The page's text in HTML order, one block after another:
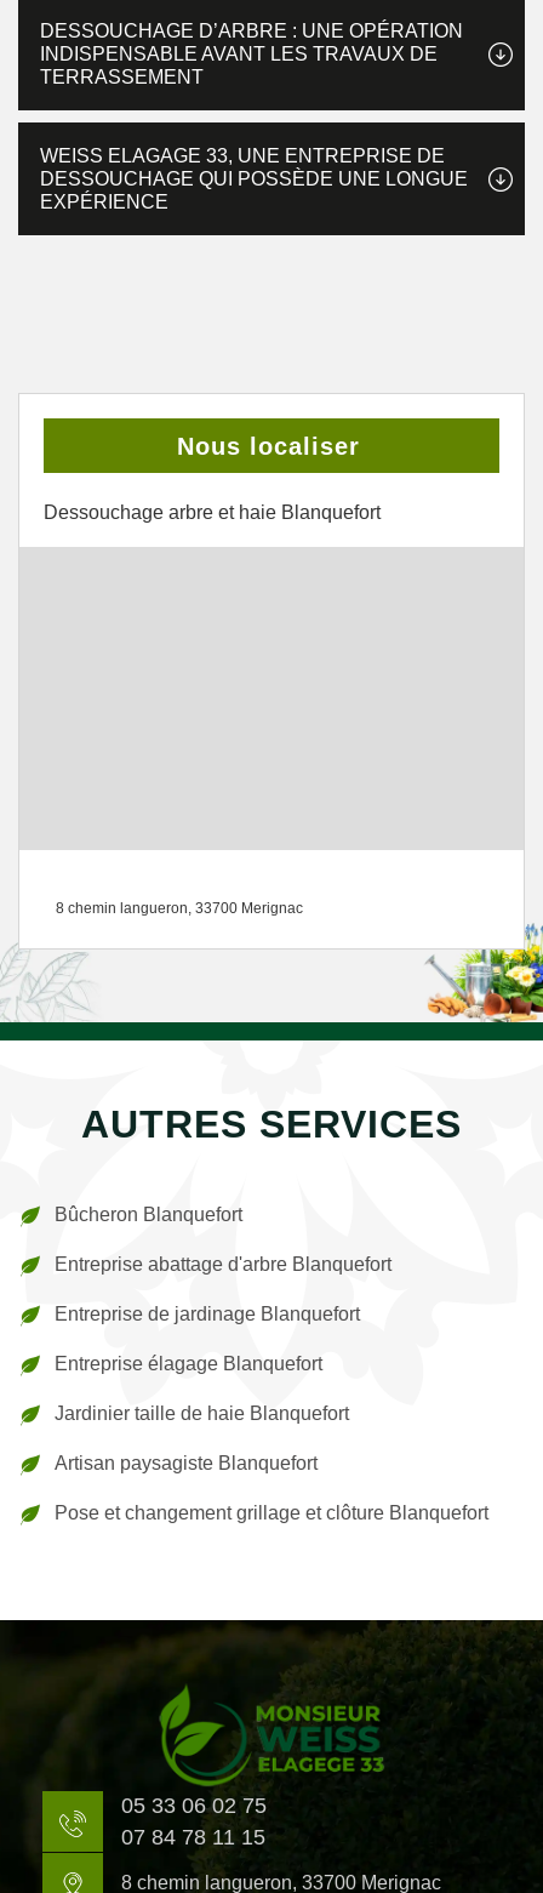
DESSOUCHAGE D’ARBRE : UNE OPÉRATION
INDISPENSABLE AVANT LES TRAVAUX DE
TERRASSEMENT
WEISS ELAGAGE 33, UNE ENTREPRISE DE
DESSOUCHAGE QUI POSSÈDE UNE LONGUE
EXPÉRIENCE
Nous localiser
Dessouchage arbre et haie Blanquefort
8 chemin langueron, 33700 Merignac
AUTRES SERVICES
Bûcheron Blanquefort
Entreprise abattage d'arbre Blanquefort
Entreprise de jardinage Blanquefort
Entreprise élagage Blanquefort
Jardinier taille de haie Blanquefort
Artisan paysagiste Blanquefort
Pose et changement grillage et clôture Blanquefort
05 33 06 02 75
07 84 78 11 15
8 chemin langueron, 33700 Merignac